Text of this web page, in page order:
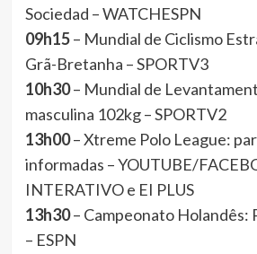
Sociedad – WATCHESPN
09h15– Mundial de Ciclismo
Grã-Bretanha – SPORTV3
10h30– Mundial de
masculina 102kg – SPORTV2
13h00– Xtreme Polo League:
informadas – YOUTUBE/
INTERATIVO e EI PLUS
13h30– Campeonato Holandês:
– ESPN